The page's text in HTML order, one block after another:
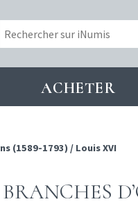
ACHETER
(1589-1793) / Louis XVI